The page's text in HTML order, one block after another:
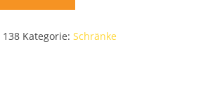
138 Kategorie:Schränke